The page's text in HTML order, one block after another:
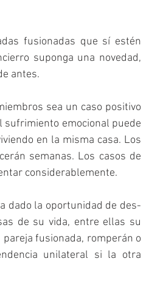
fusionadas que sí estén
suponga una novedad,
antes.
sea un caso positivo
sufrimiento emocional puede
en la misma casa. Los
semanas. Los casos de
considerablemente.
dado la oportunidad de des-
de su vida, entre ellas su
fusionada, romperán o
unilateral si la otra